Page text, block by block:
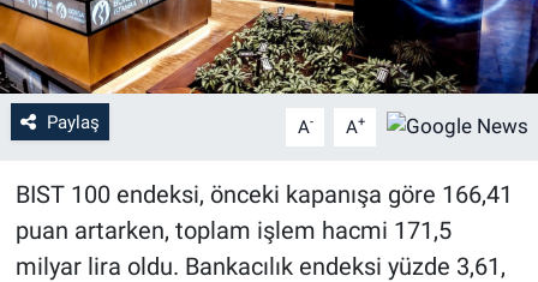
Paylaş A- A+
BIST 100 endeksi, önceki kapanışa göre 166,41
puan artarken, toplam işlem hacmi 171,5
milyar lira oldu. Bankacılık endeksi yüzde 3,61,